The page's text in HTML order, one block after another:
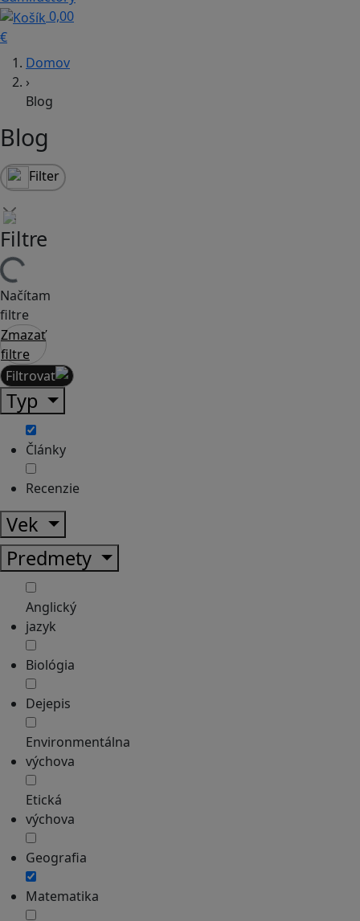
0,00
€
Domov
›
Blog
Blog
Filter
Filtre
Načítam
filtre
Zmazať
filtre
Filtrovať
Typ
Články
Recenzie
Vek
Predmety
Anglický
jazyk
Biológia
Dejepis
Environmentálna
výchova
Etická
výchova
Geografia
Matematika